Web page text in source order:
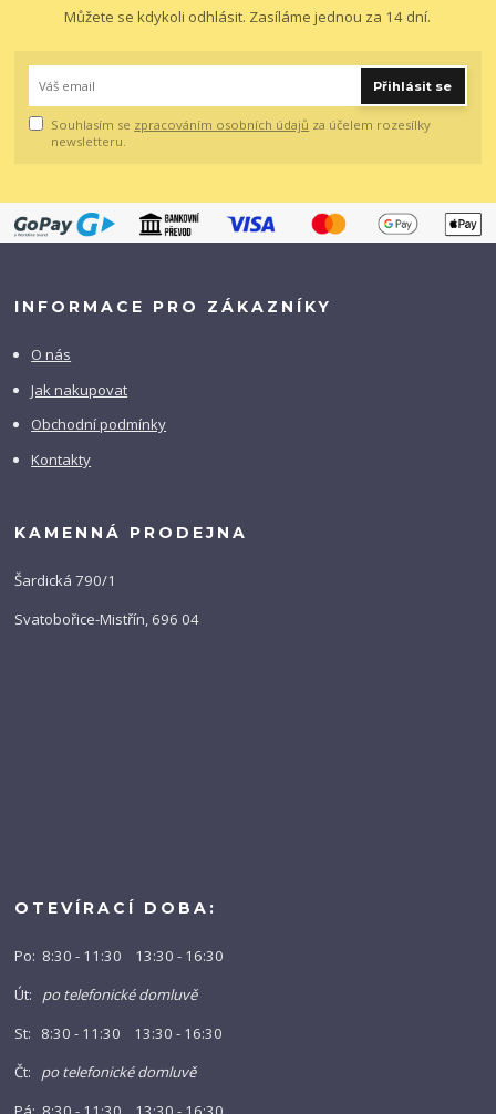
Můžete se kdykoli odhlásit. Zasíláme jednou za 14 dní.
Přihlásit se
Souhlasím se zpracováním osobních údajů za účelem rozesílky
newsletteru.
INFORMACE PRO ZÁKAZNÍKY
O nás
Jak nakupovat
Obchodní podmínky
Kontakty
KAMENNÁ PRODEJNA
Šardická 790/1
Svatobořice-Mistřín, 696 04
OTEVÍRACÍ DOBA:
Po: 8:30 - 11:30 13:30 - 16:30
Út: po telefonické domluvě
St: 8:30 - 11:30 13:30 - 16:30
Čt: po telefonické domluvě